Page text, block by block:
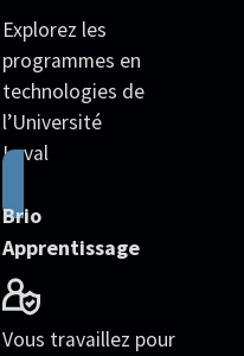
Explorez les
programmes en
technologies de
l’Université
Laval
Brio
Apprentissage
Vous travaillez pour